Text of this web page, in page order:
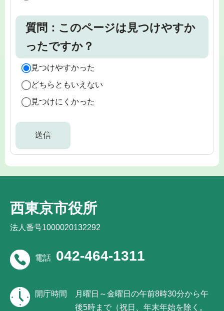
質問：このページは見つけやすか
ったですか？
見つけやすかった
どちらともいえない
見つけにくかった
西東京市役所
法人番号1000020132292
電話 042-464-1311
開庁時間
月曜日～金曜日の午前8時30分から午
後5時まで（祝日、年末年始を除く。